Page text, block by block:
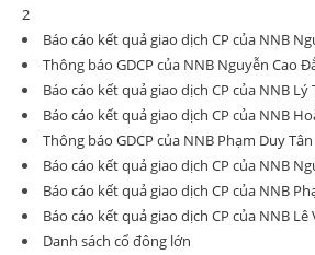
2
Báo cáo kết quả giao dịch CP của NNB
Thông báo GDCP của NNB Nguyễn Cao
Báo cáo kết quả giao dịch CP của NNB Lý
Báo cáo kết quả giao dịch CP của NNB
Thông báo GDCP của NNB Phạm Duy Tân
Báo cáo kết quả giao dịch CP của NNB
Báo cáo kết quả giao dịch CP của NNB
Báo cáo kết quả giao dịch CP của NNB Lê
Danh sách cổ đông lớn